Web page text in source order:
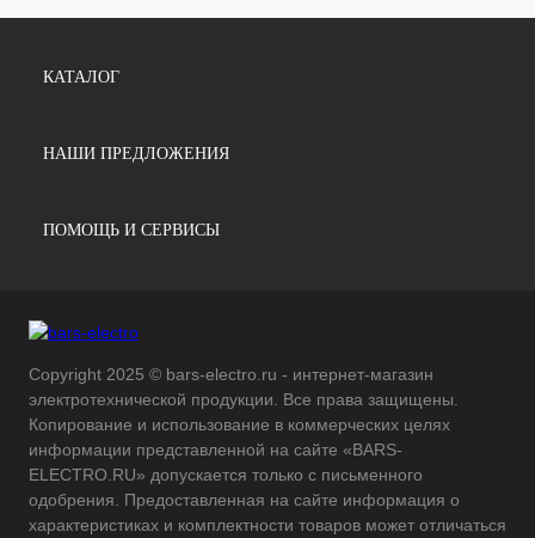
КАТАЛОГ
НАШИ ПРЕДЛОЖЕНИЯ
ПОМОЩЬ И СЕРВИСЫ
Copyright 2025 © bars-electro.ru - интернет-магазин
электротехнической продукции. Все права защищены.
Копирование и использование в коммерческих целях
информации представленной на сайте «BARS-
ELECTRO.RU» допускается только с письменного
одобрения. Предоставленная на сайте информация о
характеристиках и комплектности товаров может отличаться